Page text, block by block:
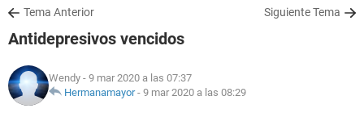
SALUD
NUTRICIÓN
Tema Anterior Siguiente Tema
Antidepresivos vencidos
Wendy - 9 mar 2020 a las 07:37
Hermanamayor- 9 mar 2020 a las 08:29